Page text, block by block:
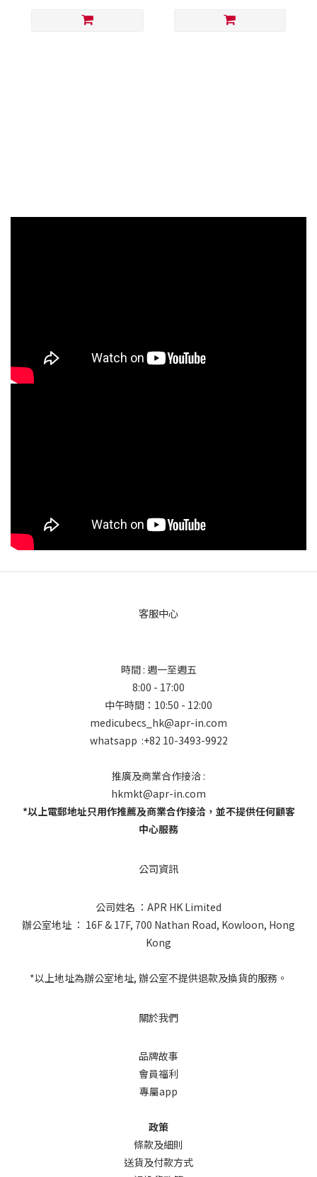
客服中心
時間 : 週一至週五
8:00 - 17:00
中午時間：10:50 - 12:00
medicubecs_hk@apr-in.com
whatsapp :+82 10-3493-9922
推廣及商業合作接洽 :
hkmkt@apr-in.com
*以上電郵地址只用作推薦及商業合作接洽，並不提供任何顧客
中心服務
公司資訊
公司姓名 ：APR HK Limited
辦公室地址 ： 16F & 17F, 700 Nathan Road, Kowloon, Hong
Kong
*以上地址為辦公室地址, 辦公室不提供退款及換貨的服務。
關於我們
品牌故事
會員福利
專屬app
政策
條款及細則
送貨及付款方式